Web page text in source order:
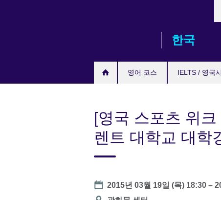
한국
영어 코스 IELTS / 영국
[영국 스포츠 위
렌트 대학교 대학
Date
2015년 03월 19일 (목) 18:30 –